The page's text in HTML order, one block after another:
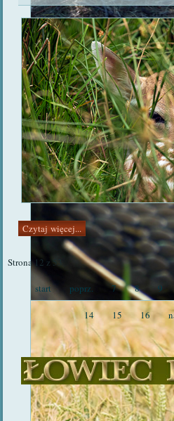
Czytaj więcej...
Strona 12 z 53
start poprz. 7 8 9
14 15 16